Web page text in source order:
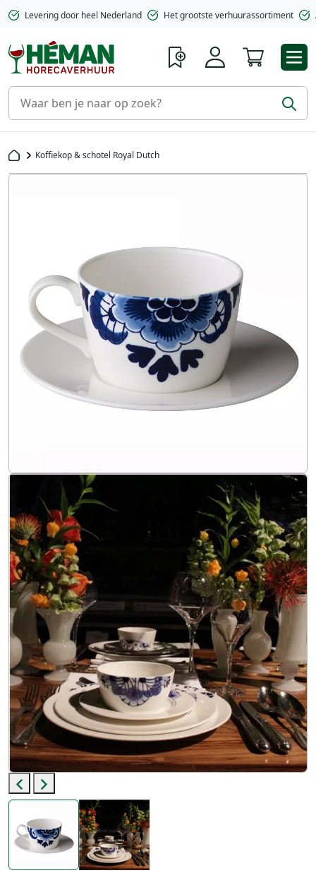
Levering door heel Nederland Het grootste verhuurassortiment
Koffiekop & schotel Royal Dutch
Previous
Next